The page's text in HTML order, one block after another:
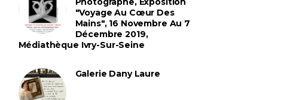
"Voyage Au Cœur Des
Mains", 16 Novembre Au 7
Décembre 2019,
Médiathèque Ivry-Sur-Seine
Galerie Dany Laure